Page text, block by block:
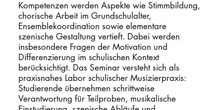
Kompetenzen werden Aspekte wie Stimmbildung,
chorische Arbeit im Grundschulalter,
Ensemblekoordination sowie elementare
szenische Gestaltung vertieft. Dabei werden
insbesondere Fragen der Motivation und
Differenzierung im schulischen Kontext
berücksichtigt. Das Seminar versteht sich als
praxisnahes Labor schulischer Musizierpraxis:
Studierende übernehmen schrittweise
Verantwortung für Teilproben, musikalische